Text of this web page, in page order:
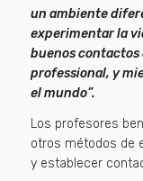
un ambiente
experimentar la
buenos contactos
professional, y
el mundo”.
Los profesores
otros métodos de
y establecer